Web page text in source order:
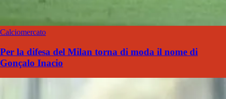
Calciomercato
Per la difesa del Milan torna di moda il nome di
Gonçalo Inacio